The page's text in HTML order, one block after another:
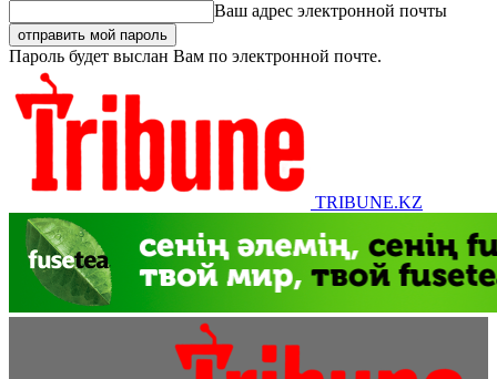
Ваш адрес электронной почты
Пароль будет выслан Вам по электронной почте.
TRIBUNE.KZ